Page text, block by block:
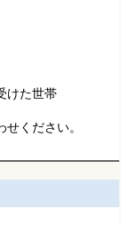
けた世帯
ください。